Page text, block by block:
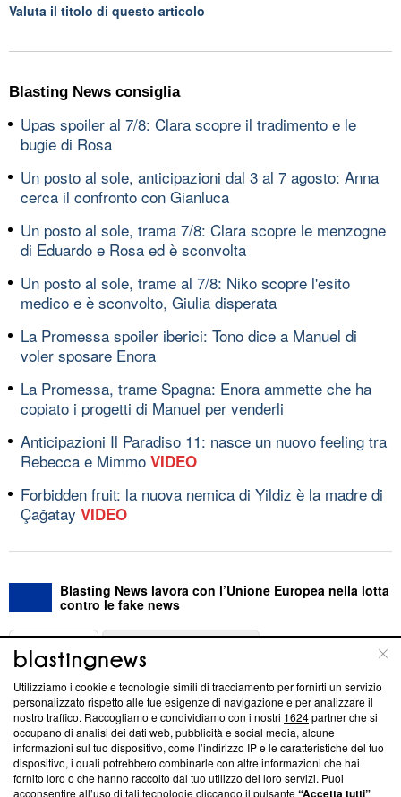
Valuta il titolo di questo articolo
Blasting News consiglia
Upas spoiler al 7/8: Clara scopre il tradimento e le
bugie di Rosa
Un posto al sole, anticipazioni dal 3 al 7 agosto: Anna
cerca il confronto con Gianluca
Un posto al sole, trama 7/8: Clara scopre le menzogne
di Eduardo e Rosa ed è sconvolta
Un posto al sole, trame al 7/8: Niko scopre l'esito
medico e è sconvolto, Giulia disperata
La Promessa spoiler iberici: Tono dice a Manuel di
voler sposare Enora
La Promessa, trame Spagna: Enora ammette che ha
copiato i progetti di Manuel per venderli
Anticipazioni Il Paradiso 11: nasce un nuovo feeling tra
Rebecca e Mimmo VIDEO
Forbidden fruit: la nuova nemica di Yildiz è la madre di
Çağatay VIDEO
Blasting News lavora con l’Unione Europea nella lotta
contro le fake news
ABOUT
Questa sezione offre informazioni trasparenti su Blasting
News, sui nostri processi editoriali e su come ci impegniamo a
creare news di qualità. Inoltre, afferma la nostra aderenza a
‘Trust Project - News with Integrity’Blasting News non è
ancora membro del programma, ma ha richiesto di farne
parte; Trust Project non ha ancora effettuato una verifica di
Utilizziamo i cookie e tecnologie simili di tracciamento per fornirti un servizio
personalizzato rispetto alle tue esigenze di navigazione e per analizzare il
nostro traffico. Raccogliamo e condividiamo con i nostri 1624partner che si
occupano di analisi dei dati web, pubblicità e social media, alcune
informazioni sul tuo dispositivo, come l’indirizzo IP e le caratteristiche del tuo
dispositivo, i quali potrebbero combinarle con altre informazioni che hai
fornito loro o che hanno raccolto dal tuo utilizzo dei loro servizi. Puoi
acconsentire all’uso di tali tecnologie cliccando il pulsante“Accetta tutti”